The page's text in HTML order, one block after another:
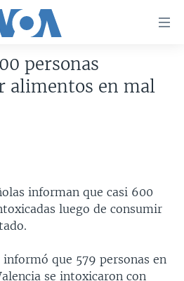
LATINA
personas
alimentos en mal
informan que casi 600
luego de consumir
que 579 personas en
se intoxicaron con